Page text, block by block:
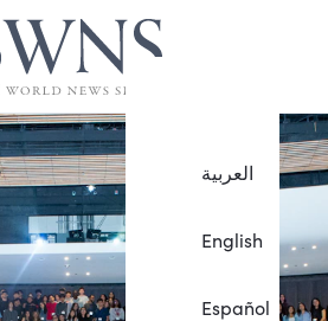
العربية
English
Español